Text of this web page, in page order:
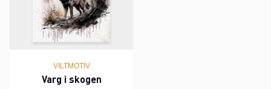
VILTMOTIV
Varg i skogen